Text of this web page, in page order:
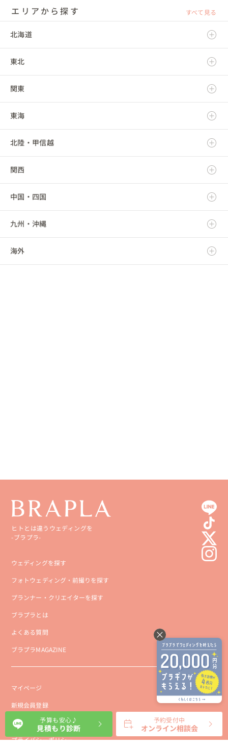
エリアから探す すべて見る
北海道
北海道
東北
青森県
岩手県
宮城県
秋田県
山形県
福島県
関東
茨城県
栃木県
群馬県
埼玉県
千葉県
東京都
東海
岐阜県
静岡県
愛知県
三重県
北陸・甲信越
新潟県
富山県
石川県
福井県
関西
滋賀県
京都府
大阪府
中国・四国
鳥取県
島根県
九州・沖縄
福岡県
海外
ヒトとは違うウェディングを
-ブラプラ-
ウェディングを探す
フォトウェディング・前撮りを探す
プランナー・クリエイターを探す
ブラプラとは
よくある質問
ブラプラMAGAZINE
マイページ
新規会員登録
会社概要
プライバシーポリシー
予算も安心♪
見積もり診断
予約受付中
オンライン相談会